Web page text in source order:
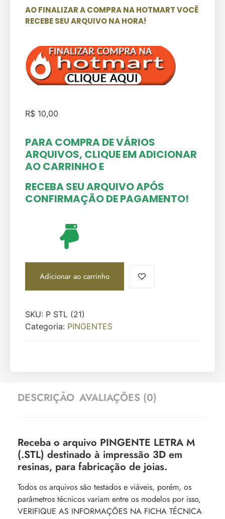
AO FINALIZAR A COMPRA NA HOTMART VOCÊ
RECEBE SEU ARQUIVO NA HORA!
R$ 10,00
PARA COMPRA DE VÁRIOS
ARQUIVOS, CLIQUE EM ADICIONAR
AO CARRINHOE
RECEBA SEU ARQUIVO APÓS
CONFIRMAÇÃO DE PAGAMENTO!
Adicionar ao carrinho
SKU: P STL (21)
Categoria: PINGENTES
DESCRIÇÃO AVALIAÇÕES (0)
Receba o arquivo PINGENTE LETRA M
(.STL) destinado à impressão 3D em
resinas, para fabricação de joias.
Todos os arquivos são testados e viáveis, porém, os
parâmetros técnicos variam entre os modelos por isso,
VERIFIQUE AS INFORMAÇÕES NA FICHA TÉCNICA